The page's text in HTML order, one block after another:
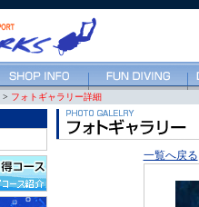
> フォトギャラリー詳細
一覧へ戻る